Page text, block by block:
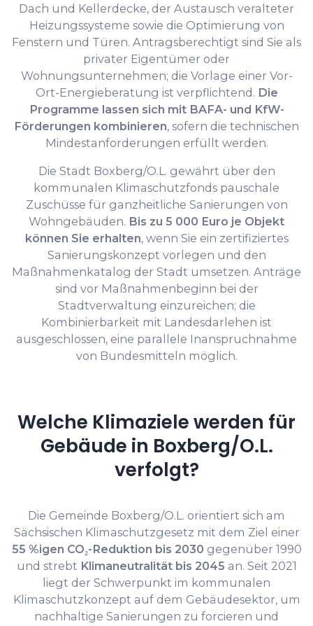
Dach und Kellerdecke, der Austausch veralteter
Heizungssysteme sowie die Optimierung von
Fenstern und Türen. Antragsberechtigt sind Sie als
privater Eigentümer oder
Wohnungsunternehmen; die Vorlage einer Vor-
Ort-Energieberatung ist verpflichtend. Die
Programme lassen sich mit BAFA- und KfW-
Förderungen kombinieren, sofern die technischen
Mindestanforderungen erfüllt werden.
Die Stadt Boxberg/O.L. gewährt über den
kommunalen Klimaschutzfonds pauschale
Zuschüsse für ganzheitliche Sanierungen von
Wohngebäuden. Bis zu 5 000 Euro je Objekt
können Sie erhalten, wenn Sie ein zertifiziertes
Sanierungskonzept vorlegen und den
Maßnahmenkatalog der Stadt umsetzen. Anträge
sind vor Maßnahmenbeginn bei der
Stadtverwaltung einzureichen; die
Kombinierbarkeit mit Landesdarlehen ist
ausgeschlossen, eine parallele Inanspruchnahme
von Bundesmitteln möglich.
Welche Klimaziele werden für
Gebäude in Boxberg/O.L.
verfolgt?
Die Gemeinde Boxberg/O.L. orientiert sich am
Sächsischen Klimaschutzgesetz mit dem Ziel einer
55 %igen CO₂-Reduktion bis 2030 gegenüber 1990
und strebt Klimaneutralität bis 2045 an. Seit 2021
liegt der Schwerpunkt im kommunalen
Klimaschutzkonzept auf dem Gebäudesektor, um
nachhaltige Sanierungen zu forcieren und